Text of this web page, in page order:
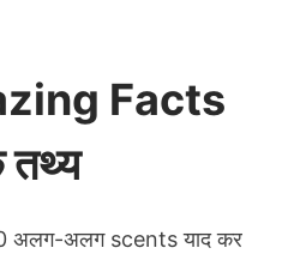
अमर
Amazing
Facts
तथ्य
अलग-अलग scents याद कर